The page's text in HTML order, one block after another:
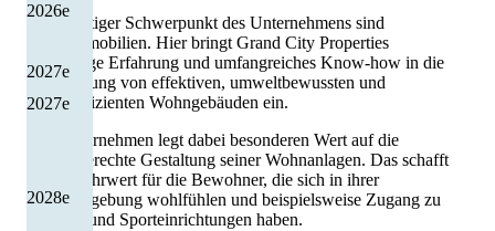
2027e
2026e
2027e
2028e
Ein wichtiger Schwerpunkt des Unternehmens sind
Wohnimmobilien. Hier bringt Grand City Properties
langjährige Erfahrung und umfangreiches Know-how in die
Entwicklung von effektiven, umweltbewussten und
kosteneffizienten Wohngebäuden ein.
Das Unternehmen legt dabei besonderen Wert auf die
bedarfsgerechte Gestaltung seiner Wohnanlagen. Das schafft
einen Mehrwert für die Bewohner, die sich in ihrer
Wohnumgebung wohlfühlen und beispielsweise Zugang zu
Freizeit- und Sporteinrichtungen haben.